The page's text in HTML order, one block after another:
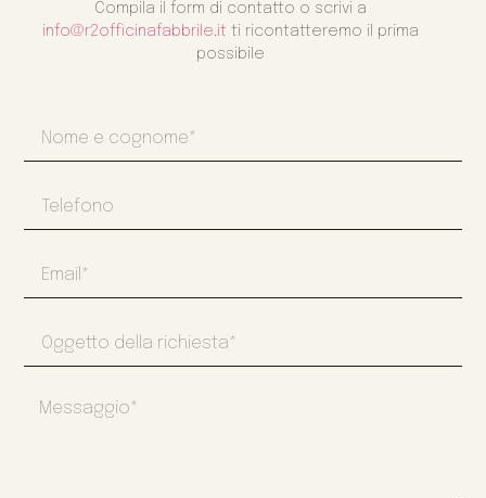
Compila il form di contatto o scrivi a
info@r2officinafabbrile.it ti ricontatteremo il prima
possibile